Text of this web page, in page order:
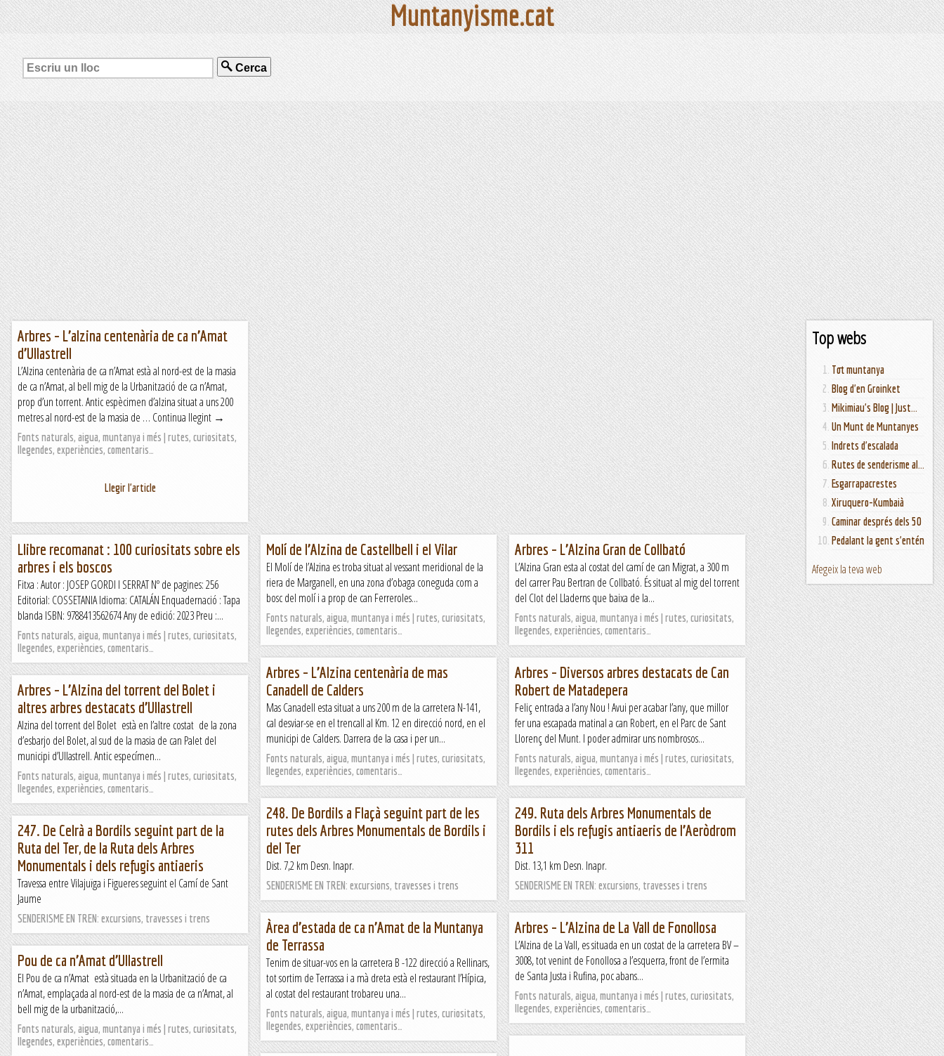
Muntanyisme.cat
Cerca
Top webs
Tot muntanya
Blog d'en Groinket
Mikimiau's Blog | Just...
Un Munt de Muntanyes
Indrets d'escalada
Rutes de senderisme al...
Esgarrapacrestes
Xiruquero-Kumbaià
Caminar després dels 50
Pedalant la gent s'entén
Afegeix la teva web
Arbres – L’alzina centenària de ca n’Amat
d’Ullastrell
L’Alzina centenària de ca n’Amat està al nord-est de la masia
de ca n’Amat, al bell mig de la Urbanització de ca n’Amat,
prop d’un torrent. Antic espècimen d’alzina situat a uns 200
metres al nord-est de la masia de … Continua llegint →
Fonts naturals, aigua, muntanya i més | rutes, curiositats,
llegendes, experiències, comentaris…
Llegir l'article
Llibre recomanat : 100 curiositats sobre els
arbres i els boscos
Fitxa : Autor : JOSEP GORDI I SERRAT Nº de pagines: 256
Editorial: COSSETANIA Idioma: CATALÁN Enquadernació : Tapa
blanda ISBN: 9788413562674 Any de edició: 2023 Preu :...
Fonts naturals, aigua, muntanya i més | rutes, curiositats,
llegendes, experiències, comentaris…
Molí de l’Alzina de Castellbell i el Vilar
El Molí de l’Alzina es troba situat al vessant meridional de la
riera de Marganell, en una zona d’obaga coneguda com a
bosc del molí i a prop de can Ferreroles...
Fonts naturals, aigua, muntanya i més | rutes, curiositats,
llegendes, experiències, comentaris…
Arbres – L’Alzina Gran de Collbató
L’Alzina Gran esta al costat del camí de can Migrat, a 300 m
del carrer Pau Bertran de Collbató. És situat al mig del torrent
del Clot del Lladerns que baixa de la...
Fonts naturals, aigua, muntanya i més | rutes, curiositats,
llegendes, experiències, comentaris…
Arbres – L’Alzina centenària de mas
Canadell de Calders
Mas Canadell esta situat a uns 200 m de la carretera N-141,
cal desviar-se en el trencall al Km. 12 en direcció nord, en el
municipi de Calders. Darrera de la casa i per un...
Fonts naturals, aigua, muntanya i més | rutes, curiositats,
llegendes, experiències, comentaris…
Arbres – Diversos arbres destacats de Can
Robert de Matadepera
Feliç entrada a l’any Nou ! Avui per acabar l’any, que millor
fer una escapada matinal a can Robert, en el Parc de Sant
Llorenç del Munt. I poder admirar uns nombrosos...
Fonts naturals, aigua, muntanya i més | rutes, curiositats,
llegendes, experiències, comentaris…
Arbres – L’Alzina del torrent del Bolet i
altres arbres destacats d’Ullastrell
Alzina del torrent del Bolet està en l’altre costat de la zona
d’esbarjo del Bolet, al sud de la masia de can Palet del
municipi d’Ullastrell. Antic especímen...
Fonts naturals, aigua, muntanya i més | rutes, curiositats,
llegendes, experiències, comentaris…
248. De Bordils a Flaçà seguint part de les
rutes dels Arbres Monumentals de Bordils i
del Ter
Dist. 7,2 km Desn. Inapr.
SENDERISME EN TREN: excursions, travesses i trens
249. Ruta dels Arbres Monumentals de
Bordils i els refugis antiaeris de l’Aeròdrom
311
Dist. 13,1 km Desn. Inapr.
SENDERISME EN TREN: excursions, travesses i trens
247. De Celrà a Bordils seguint part de la
Ruta del Ter, de la Ruta dels Arbres
Monumentals i dels refugis antiaeris
Travessa entre Vilajuïga i Figueres seguint el Camí de Sant
Jaume
SENDERISME EN TREN: excursions, travesses i trens
Àrea d’estada de ca n’Amat de la Muntanya
de Terrassa
Tenim de situar-vos en la carretera B -122 direcció a Rellinars,
tot sortim de Terrassa i a mà dreta està el restaurant l’Hípica,
al costat del restaurant trobareu una...
Fonts naturals, aigua, muntanya i més | rutes, curiositats,
llegendes, experiències, comentaris…
Arbres – L’Alzina de La Vall de Fonollosa
L’Alzina de La Vall, es situada en un costat de la carretera BV –
3008, tot venint de Fonollosa a l’esquerra, front de l’ermita
de Santa Justa i Rufina, poc abans...
Fonts naturals, aigua, muntanya i més | rutes, curiositats,
llegendes, experiències, comentaris…
Pou de ca n’Amat d’Ullastrell
El Pou de ca n’Amat està situada en la Urbanització de ca
n’Amat, emplaçada al nord-est de la masia de ca n’Amat, al
bell mig de la urbanització,...
Fonts naturals, aigua, muntanya i més | rutes, curiositats,
llegendes, experiències, comentaris…